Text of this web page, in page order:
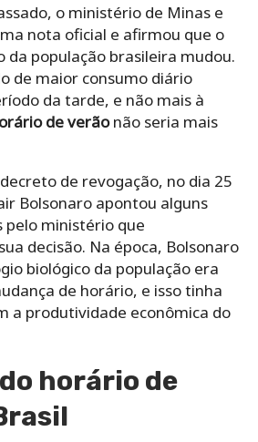
o ministério de Minas e
nota oficial e afirmou que o
da população brasileira mudou.
de maior consumo diário
da tarde, e não mais à
de verãonão seria mais
de revogação, no dia 25
Bolsonaro apontou alguns
pelo ministério que
decisão. Na época, Bolsonaro
biológico da população era
de horário, e isso tinha
a produtividade econômica do
horário de